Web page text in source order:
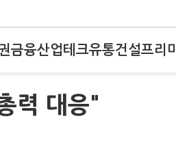
금융산업테크유통건설프리
력 대응"